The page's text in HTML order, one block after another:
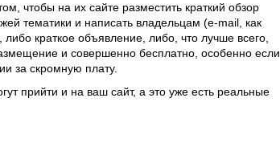
чтобы на их сайте разместить краткий обзор
тематики и написать владельцам (e-mail, как
краткое объявление, либо, что лучше всего,
и совершенно бесплатно, особенно если
за скромную плату.
прийти и на ваш сайт, а это уже есть реальные